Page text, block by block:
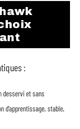
:
desservi et sans
d’apprentissage, stable,